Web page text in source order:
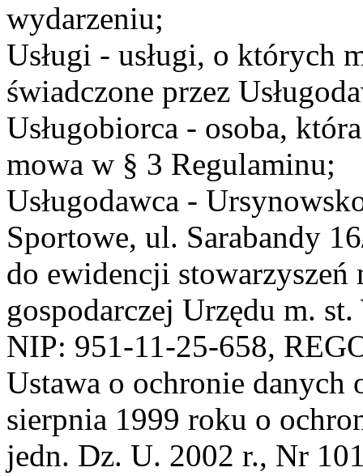
wydarzeniu;
Usługi - usługi, o których
świadczone przez
Usługobiorca - osoba,
mowa w § 3 Regulaminu;
Usługodawca -
Sportowe, ul. Sarabandy
do ewidencji stowarzyszeń
gospodarczej Urzędu m.
NIP: 951-11-25-658,
Ustawa o ochronie danych
sierpnia 1999 roku o
jedn. Dz. U. 2002 r., Nr